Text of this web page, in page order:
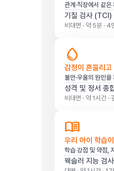
관계·직장에서 같
기질 검사 (TCI)
비대면 · 약 5분 · 4
water_drop
감정이 흔들리
불안·우울의 원인
성격 및 정서 종
비대면 · 약 1시간 ·
menu_book
우리 아이 학습
학습 강점 및 약점,
웩슬러 지능 검사